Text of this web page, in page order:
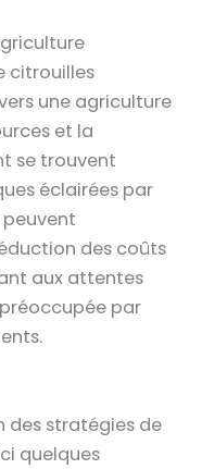
citrouilles
une agriculture
et la
se trouvent
éclairées par
peuvent
des coûts
aux attentes
par
des stratégies de
quelques